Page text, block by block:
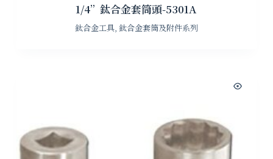
1/4”鈦合金套筒頭-5301A
鈦合金工具, 鈦合金套筒及附件系列